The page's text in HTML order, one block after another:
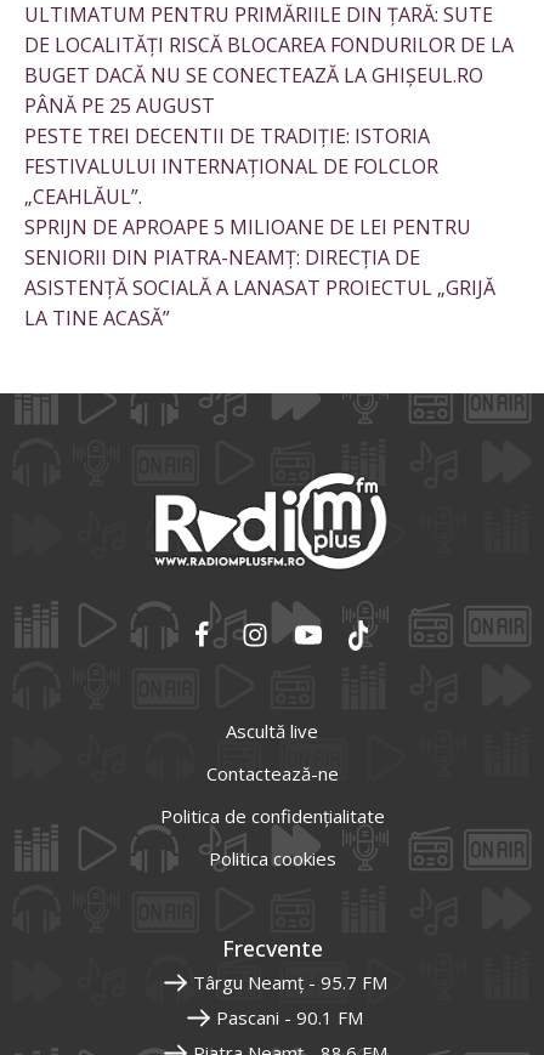
ULTIMATUM PENTRU PRIMĂRIILE DIN ȚARĂ: SUTE
DE LOCALITĂȚI RISCĂ BLOCAREA FONDURILOR DE LA
BUGET DACĂ NU SE CONECTEAZĂ LA GHIȘEUL.RO
PÂNĂ PE 25 AUGUST
PESTE TREI DECENTII DE TRADIȚIE: ISTORIA
FESTIVALULUI INTERNAȚIONAL DE FOLCLOR
„CEAHLĂUL”.
SPRIJN DE APROAPE 5 MILIOANE DE LEI PENTRU
SENIORII DIN PIATRA-NEAMȚ: DIRECȚIA DE
ASISTENȚĂ SOCIALĂ A LANASAT PROIECTUL „GRIJĂ
LA TINE ACASĂ”
Ascultă live
Contactează-ne
Politica de confidențialitate
Politica cookies
Frecvente
Târgu Neamț - 95.7 FM
Pascani - 90.1 FM